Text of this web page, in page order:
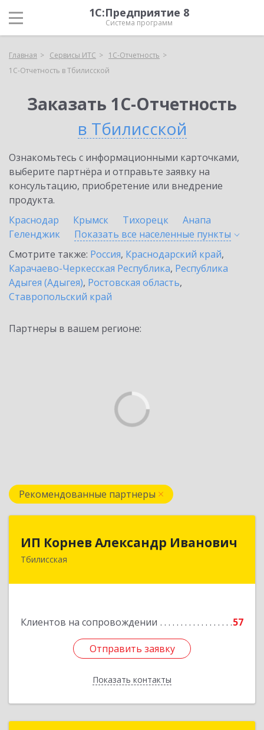
1С:Предприятие 8
Система программ
Главная Сервисы ИТС
1С-Отчетность
1С-Отчетность в Тбилисской
Заказать 1С-Отчетность
в Тбилисской
Ознакомьтесь с информационными карточками,
выберите партнёра и отправьте заявку на
консультацию, приобретение или внедрение
продукта.
Краснодар
Крымск Тихорецк
Анапа
Геленджик
Показать все населенные пункты
Смотрите также: Россия, Краснодарский край,
Карачаево-Черкесская Республика, Республика
Адыгея (Адыгея), Ростовская область,
Ставропольский край
Партнеры в вашем регионе:
Рекомендованные партнеры
ИП Корнев Александр Иванович
Тбилисская
Клиентов на сопровождении 57
Отправить заявку
Показать контакты
352360, Краснодарский край, Тбилисский р-н,
Отправить заявку
Назад